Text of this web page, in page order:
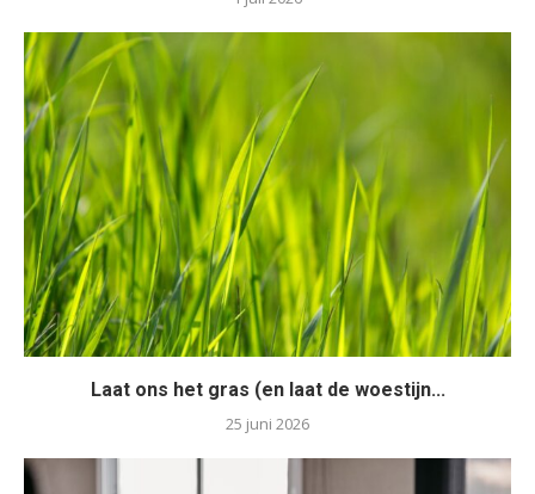
Laat ons het gras (en laat de woestijn...
25 juni 2026